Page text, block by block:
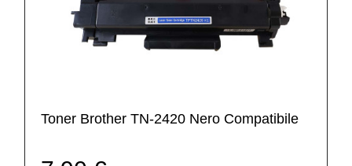
Toner Brother TN-2420 Nero Compatibile